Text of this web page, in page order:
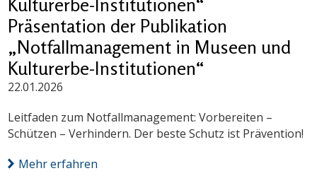
Kulturerbe-Institutionen“
Präsentation der Publikation
„Notfallmanagement in Museen und
Kulturerbe-Institutionen“
22.01.2026
Leitfaden zum Notfallmanagement: Vorbereiten –
Schützen – Verhindern. Der beste Schutz ist Prävention!
Mehr erfahren